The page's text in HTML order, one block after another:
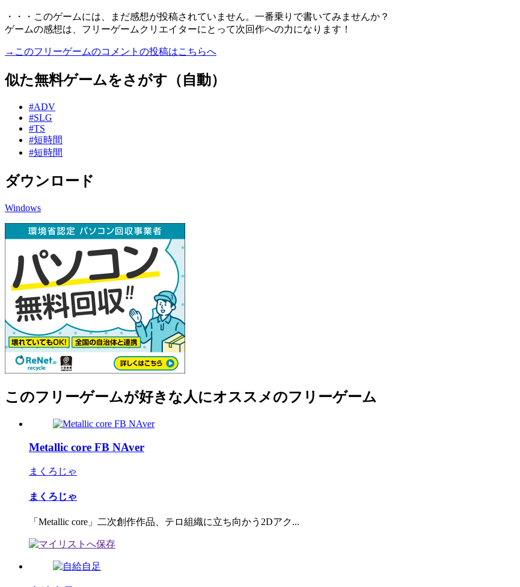
・・・このゲームには、まだ感想が投稿されていません。一番乗りで書いてみませんか？
ゲームの感想は、フリーゲームクリエイターにとって次回作への力になります！
→このフリーゲームのコメントの投稿はこちらへ
似た無料ゲームをさがす（自動）
#ADV
#SLG
#TS
#短時間
#短時間
ダウンロード
Windows
このフリーゲームが好きな人にオススメのフリーゲーム
Metallic core FB NAver
まくろじゃ
まくろじゃ
「Metallic core」二次創作作品、テロ組織に立ち向かう2Dアク...